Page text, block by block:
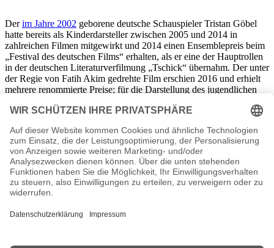
Derim Jahre 2002 geborene deutsche Schauspieler Tristan Göbel
hatte bereits als Kinderdarsteller zwischen 2005 und 2014 in
zahlreichen Filmen mitgewirkt und 2014 einen Ensemblepreis beim
„Festival des deutschen Films“ erhalten, als er eine der Hauptrollen
in der deutschen Literaturverfilmung „Tschick“ übernahm. Der unter
der Regie von Fatih Akim gedrehte Film erschien 2016 und erhielt
mehrere renommierte Preise; für die Darstellung des jugendlichen
Award 2017“ ausgezeichnet (zusammen mit Anand Batbileg
seine Filmkarriere erfolgreich fort. Privat verbrachte Göbel seine
Kindheit und Jugend zusammen mit vier Geschwistern auf einem
Bauernhof in Brandenburg.
Tristan Göbel Seiten, Kurzbio, Familie, verheiratet, Herkunft